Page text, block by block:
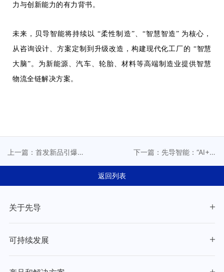
力与创新能力的有力背书。
未来，贝导智能将持续以 “柔性制造”、“智慧智造” 为核心，
从咨询设计、方案定制到升级改造，构建现代化工厂的 “智慧
大脑”。为新能源、汽车、轮胎、材料等高端制造业提供智慧
物流全链解决方案。
上一篇：首发新品引爆
能源变革
下一篇：先导智能：“AI+智
返回列表
关于先导
可持续发展